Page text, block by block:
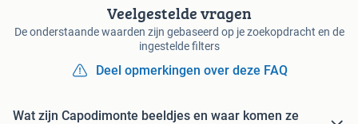
Veelgestelde vragen
De onderstaande waarden zijn gebaseerd op je zoekopdracht en de
ingestelde filters
Deel opmerkingen over deze FAQ
Wat zijn Capodimonte beeldjes en waar komen ze